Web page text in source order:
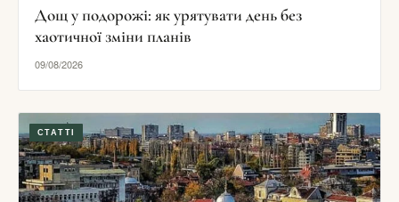
Дощ у подорожі: як урятувати день без
хаотичної зміни планів
09/08/2026
СТАТТІ